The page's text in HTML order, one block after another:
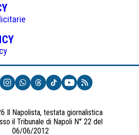
(APRE
IN
UNA
NUOVA
(APRE
UNA
NUOVA
SCHEDA)
Il Napolista, testata giornalistica
il Tribunale di Napoli N° 22 del
06/06/2012